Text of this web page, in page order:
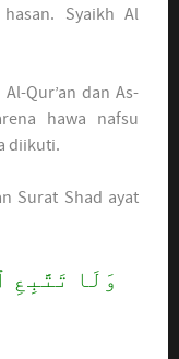
Syaikh Al
Qur’an dan As-
hawa nafsu
diikuti.
وَلَا تَتَّبِعِ